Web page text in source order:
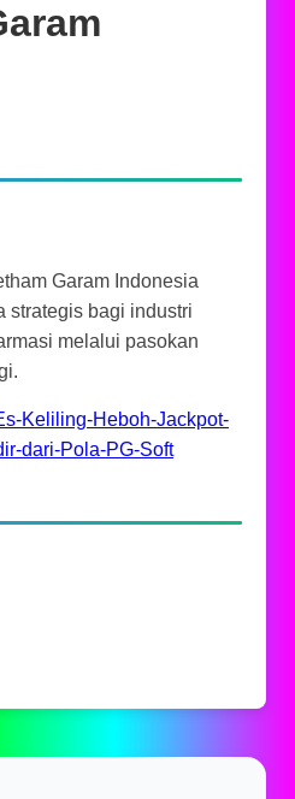
Garam Indonesia
strategis bagi industri
melalui pasokan
Keliling-Heboh-Jackpot-
dari-Pola-PG-Soft